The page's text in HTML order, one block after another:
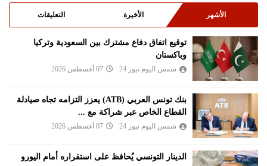
الأشهر الأخيرة التعليقات
توقيع اتفاق دفاع مشترك بين السعودية وتركيا
وباكستان
شمس اليوم نيوز 24 07 أغسطس 2026
بنك تونس العربي (ATB) يعزز التزامه تجاه صيادلة
القطاع الخاص عبر شراكة مع ...
شمس اليوم نيوز 24 07 أغسطس 2026
الدينار التونسي يُحافظ على استقراره أمام اليورو